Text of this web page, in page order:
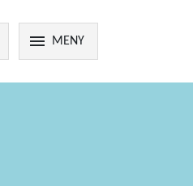
menu MENY